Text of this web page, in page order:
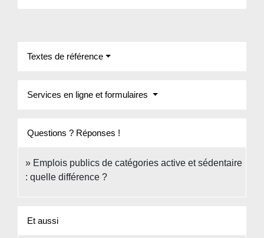
Textes de référence
Services en ligne et formulaires
Questions ? Réponses !
Emplois publics de catégories active et sédentaire
: quelle différence ?
Et aussi